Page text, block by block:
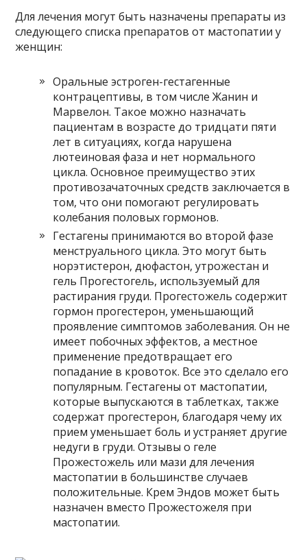
Для лечения могут быть назначены препараты из
следующего списка препаратов от мастопатии у
женщин:
Оральные эстроген-гестагенные
контрацептивы, в том числе Жанин и
Марвелон. Такое можно назначать
пациентам в возрасте до тридцати пяти
лет в ситуациях, когда нарушена
лютеиновая фаза и нет нормального
цикла. Основное преимущество этих
противозачаточных средств заключается в
том, что они помогают регулировать
колебания половых гормонов.
Гестагены принимаются во второй фазе
менструального цикла. Это могут быть
норэтистерон, дюфастон, утрожестан и
гель Прогестогель, используемый для
растирания груди. Прогестожель содержит
гормон прогестерон, уменьшающий
проявление симптомов заболевания. Он не
имеет побочных эффектов, а местное
применение предотвращает его
попадание в кровоток. Все это сделало его
популярным. Гестагены от мастопатии,
которые выпускаются в таблетках, также
содержат прогестерон, благодаря чему их
прием уменьшает боль и устраняет другие
недуги в груди. Отзывы о геле
Прожестожель или мази для лечения
мастопатии в большинстве случаев
положительные. Крем Эндов может быть
назначен вместо Прожестожеля при
мастопатии.